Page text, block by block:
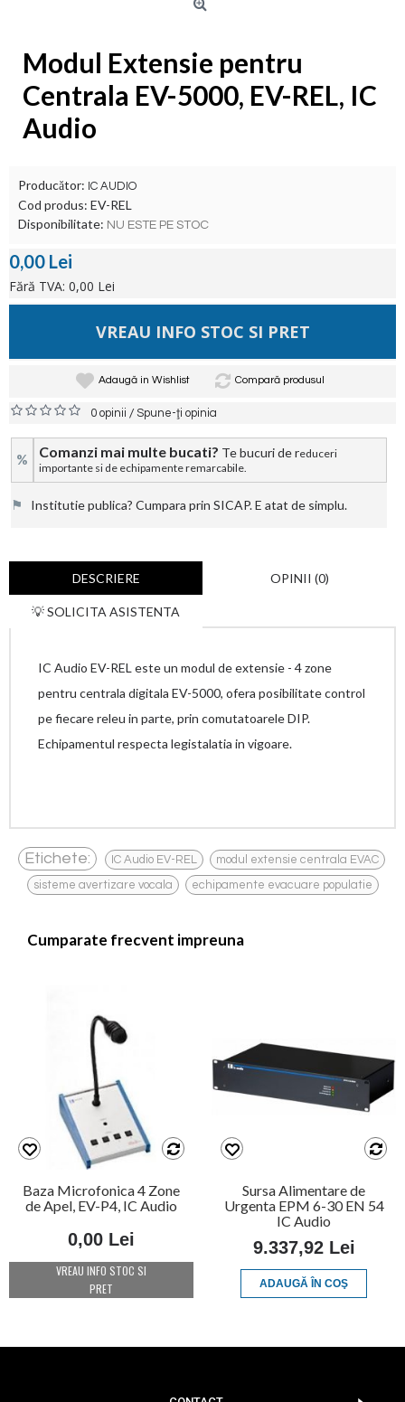
Modul Extensie pentru
Centrala EV-5000, EV-REL, IC
Audio
Producător: IC AUDIO
Cod produs: EV-REL
Disponibilitate: NU ESTE PE STOC
0,00 Lei
Fără TVA: 0,00 Lei
VREAU INFO STOC SI PRET
Adaugă in Wishlist Compară produsul
0 opinii /Spune-ţi opinia
% Comanzi mai multe bucati? Te bucuri de reduceri
importante si de echipamente remarcabile.
⚑ Institutie publica? Cumpara prin SICAP. E atat de simplu.
DESCRIERE OPINII (0)
💡 SOLICITA ASISTENTA
IC Audio EV-REL este un modul de extensie - 4 zone
pentru centrala digitala EV-5000, ofera posibilitate control
pe fiecare releu in parte, prin comutatoarele DIP.
Echipamentul respecta legistalatia in vigoare.
Etichete: IC Audio EV-REL , modul extensie centrala EVAC ,
sisteme avertizare vocala , echipamente evacuare populatie
Cumparate frecvent impreuna
Baza Microfonica 4 Zone
de Apel, EV-P4, IC Audio
0,00 Lei
VREAU INFO STOC SI
PRET
Sursa Alimentare de
Urgenta EPM 6-30 EN 54
IC Audio
9.337,92 Lei
ADAUGĂ ÎN COŞ